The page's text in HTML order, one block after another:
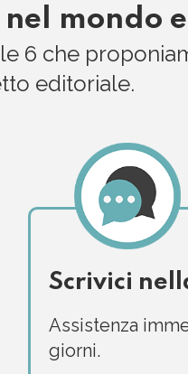
mondo
6 che
editoriale.
Scrivici
Assistenza
giorni.